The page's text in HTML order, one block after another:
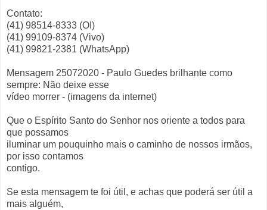
Contato:
(41) 98514-8333 (OI)
(41) 99109-8374 (Vivo)
(41) 99821-2381 (WhatsApp)
Mensagem 25072020 - Paulo Guedes brilhante como
sempre: Não deixe esse
vídeo morrer - (imagens da internet)
Que o Espírito Santo do Senhor nos oriente a todos para
que possamos
iluminar um pouquinho mais o caminho de nossos irmãos,
por isso contamos
contigo.
Se esta mensagem te foi útil, e achas que poderá ser útil a
mais alguém,